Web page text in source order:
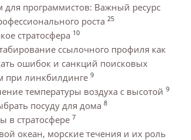
для программистов: Важный ресурс
роста 25
стратосфера 10
ссылочного профиля как
ошибок и санкций поисковых
при линкбилдинге 9
температуры воздуха с высотой 9
посуду для дома 8
в стратосфере 7
океан, морские течения и их роль